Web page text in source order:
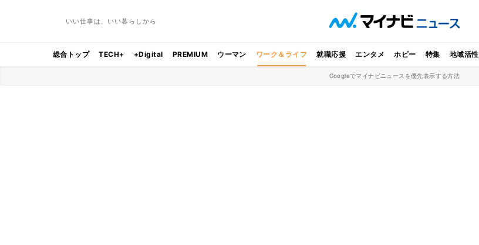
いい仕事は、いい暮らしから
総合トップ TECH+ +Digital PREMIUM ウーマン ワーク＆ライフ 就職応援 エンタメ ホビー 特集 地域活性
Googleでマイナビニュースを優先表示する方法